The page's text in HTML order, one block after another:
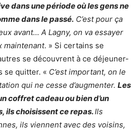
dans une période où les gens ne
dans le passé. C’est pour ça
avant… A Lagny, on va essayer
maintenant. » Si certains se
se découvrent à ce déjeuner-
se quitter. « C’est important, on le
qui ne cesse d’augmenter. Les
coffret cadeau ou bien d’un
ils choisissent ce repas.Ils
ils viennent avec des voisins,